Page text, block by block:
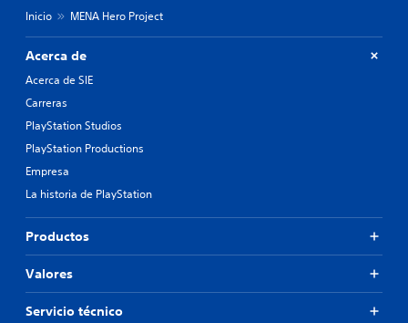
Inicio MENA Hero Project
Acerca de
Acerca de SIE
Carreras
PlayStation Studios
PlayStation Productions
Empresa
La historia de PlayStation
Productos
Valores
Servicio técnico